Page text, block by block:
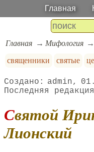
Главная
Главная Мифология
священники
святые
admin
Святой Ириней, епископ
Лионский